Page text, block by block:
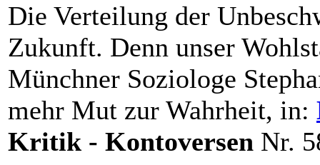
Die Verteilung der
Zukunft. Denn unser
Münchner Soziologe
mehr Mut zur Wahrheit, in:
Kritik - Kontoversen Nr.